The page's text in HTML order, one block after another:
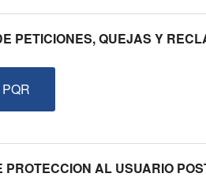
PETICIONES, QUEJAS Y
PROTECCION AL USUARIO